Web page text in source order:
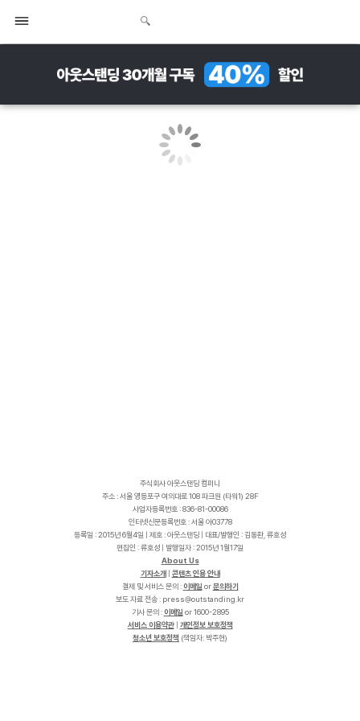
주식회사 아웃스탠딩 컴퍼니
주소 : 서울 영등포구 여의대로 108 파크원 (타워1) 28F
사업자등록번호 : 836-81-00086
인터넷신문등록번호 : 서울 아03778
등록일 : 2015년 6월4일 | 제호 : 아웃스탠딩 | 대표/발행인 : 김동환, 류호성
편집인 : 류호성 | 발행일자 : 2015년 1월17일
About Us
기자소개
콘텐츠 인용 안내
결제 및 서비스 문의 : 이메일 or문의하기
보도 자료 전송 :
r
k
.
g
n
i
d
n
a
t
s
t
u
o
@
s
s
e
r
p
기사 문의 : 이메일 or 1600-2895
서비스 이용약관| 개인정보 보호정책
청소년 보호정책 (책임자: 박주현)